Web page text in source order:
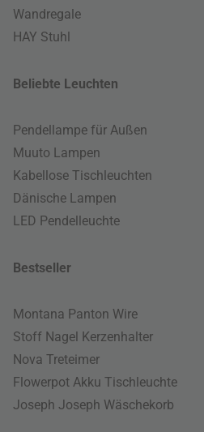
Wandregale
HAY Stuhl
Beliebte Leuchten
Pendellampe für Außen
Muuto Lampen
Kabellose Tischleuchten
Dänische Lampen
LED Pendelleuchte
Bestseller
Montana Panton Wire
Stoff Nagel Kerzenhalter
Nova Treteimer
Flowerpot Akku Tischleuchte
Joseph Joseph Wäschekorb